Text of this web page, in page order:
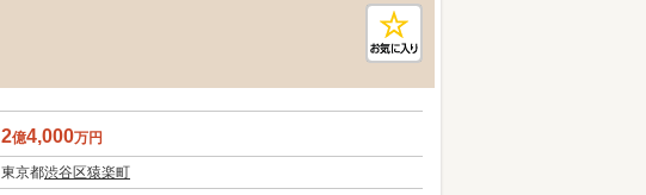
2億4,000万円
東京都渋谷区猿楽町